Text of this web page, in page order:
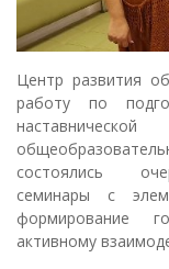
Центр развития
работу по
состоялись
семинары с
формирование
активному